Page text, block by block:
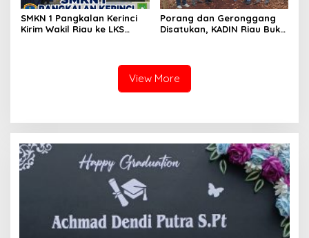
SMKN 1 Pangkalan Kerinci
Kirim Wakil Riau ke LKS
Porang dan Geronggang
Disatukan, KADIN Riau Buka
View More